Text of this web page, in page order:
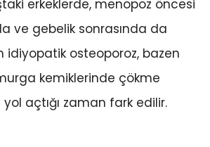
erkeklerde, menopoz öncesi
ve gebelik sonrasında da
idiyopatik osteoporoz, bazen
kemiklerinde çökme
yol açtığı zaman fark edilir.